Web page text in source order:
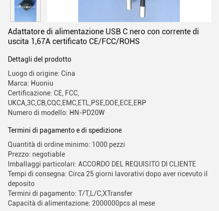
Adattatore di alimentazione USB C nero con corrente di
uscita 1,67A certificato CE/FCC/ROHS
Dettagli del prodotto
Luogo di origine: Cina
Marca: Huoniu
Certificazione: CE, FCC,
UKCA,3C,CB,CQC,EMC,ETL,PSE,DOE,ECE,ERP
Numero di modello: HN-PD20W
Termini di pagamento e di spedizione
Quantità di ordine minimo: 1000 pezzi
Prezzo: negotiable
Imballaggi particolari: ACCORDO DEL REQUISITO DI CLIENTE
Tempi di consegna: Circa 25 giorni lavorativi dopo aver ricevuto il
deposito
Termini di pagamento: T/T,L/C,XTransfer
Capacità di alimentazione: 2000000pcs al mese